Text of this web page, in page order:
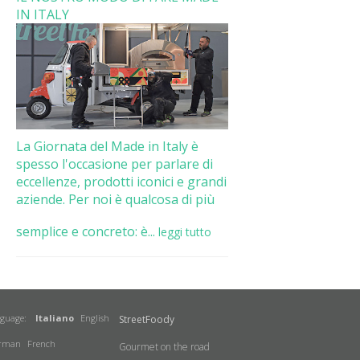
IN ITALY
La Giornata del Made in Italy è
spesso l'occasione per parlare di
eccellenze, prodotti iconici e grandi
aziende. Per noi è qualcosa di più
semplice e concreto: è... leggi tutto
StreetFoody
Gourmet on the road
Italiano English
French